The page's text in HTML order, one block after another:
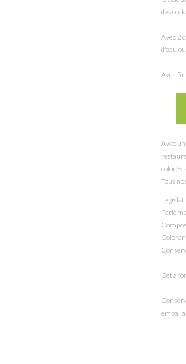
des
Avec 2
d'eau
Avec 5
Avec
colorés
Tous
Cet